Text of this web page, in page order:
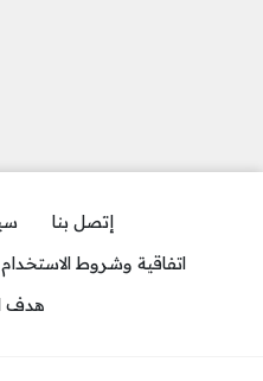
إتصل بنا
اتفاقية وشروط الاستخدام
هدف